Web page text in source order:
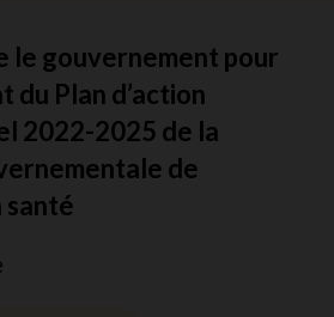
le gouvernement pour
du Plan d’action
2022-2025 de la
de
santé